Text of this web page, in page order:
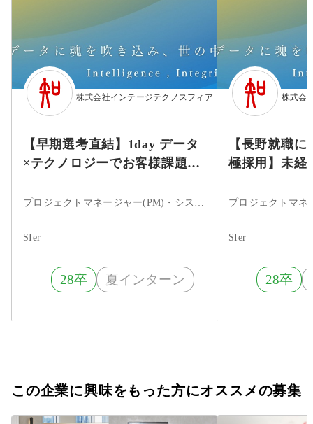
株式会社インテージテクノスフィア
【早期選考直結】1day データ
×テクノロジーでお客様課題の
プロジェクトマネージャー(PM)・システムエンジニア・ITコンサルタント・まだ決まっていない
SIer
28卒 夏インターン
株式会
【長野就職
極採用】未経
SIer
28卒
この企業に興味をもった方にオススメの募集